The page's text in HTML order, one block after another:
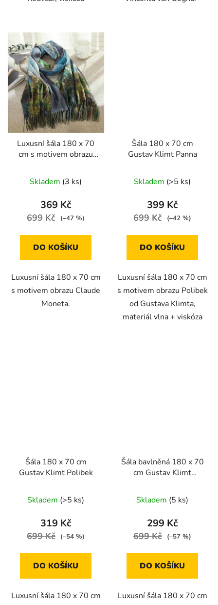
Luxusní šála 180 x 70
cm s motivem obrazu
Skladem (3 ks)
369 Kč
699 Kč (–47 %)
DO KOŠÍKU
Luxusní šála 180 x 70 cm
s motivem obrazu Claude
Moneta.
Šála 180 x 70 cm
Gustav Klimt Panna
Skladem (>5 ks)
399 Kč
699 Kč (–42 %)
DO KOŠÍKU
Luxusní šála 180 x 70 cm
s motivem obrazu Polibek
od Gustava Klimta,
materiál vlna + viskóza
Šála 180 x 70 cm
Gustav Klimt Polibek
Skladem (>5 ks)
319 Kč
699 Kč (–54 %)
DO KOŠÍKU
Luxusní šála 180 x 70 cm
Šála bavlněná 180 x 70
cm Gustav Klimt
Skladem (5 ks)
299 Kč
699 Kč (–57 %)
DO KOŠÍKU
Luxusní šála 180 x 70 cm